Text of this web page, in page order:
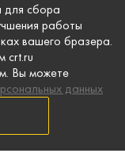
сайте, а также по
в любое время.
изделий,
и могут быть
уведомления.
для сбора
работы
вашего бразера.
crt.ru
Вы можете
данных